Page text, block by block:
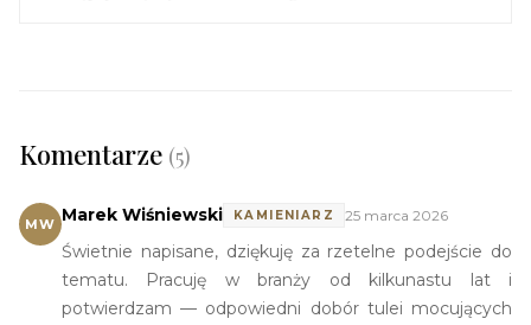
Komentarze (5)
MW Marek Wiśniewski KAMIENIARZ 25 marca 2026
Świetnie napisane, dziękuję za rzetelne podejście do
tematu. Pracuję w branży od kilkunastu lat i
potwierdzam — odpowiedni dobór tulei mocujących